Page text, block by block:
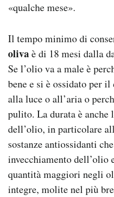
«qualche mese».
Il tempo minimo di
olivaè di 18 mesi dalla
Se l’olio va a male è
bene e si è ossidato per
alla luce o all’aria o
pulito. La durata è anche
dell’olio, in particolare
sostanze antiossidanti
invecchiamento dell’olio
quantità maggiori negli
integre, molite nel più